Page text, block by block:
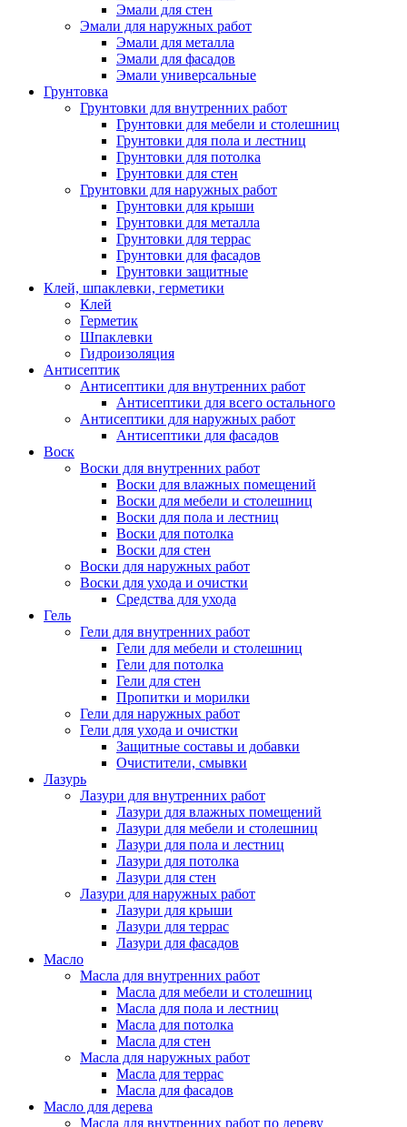
Эмали для стен
Эмали для наружных работ
Эмали для металла
Эмали для фасадов
Эмали универсальные
Грунтовка
Грунтовки для внутренних работ
Грунтовки для мебели и столешниц
Грунтовки для пола и лестниц
Грунтовки для потолка
Грунтовки для стен
Грунтовки для наружных работ
Грунтовки для крыши
Грунтовки для металла
Грунтовки для террас
Грунтовки для фасадов
Грунтовки защитные
Клей, шпаклевки, герметики
Клей
Герметик
Шпаклевки
Гидроизоляция
Антисептик
Антисептики для внутренних работ
Антисептики для всего остального
Антисептики для наружных работ
Антисептики для фасадов
Воск
Воски для внутренних работ
Воски для влажных помещений
Воски для мебели и столешниц
Воски для пола и лестниц
Воски для потолка
Воски для стен
Воски для наружных работ
Воски для ухода и очистки
Средства для ухода
Гель
Гели для внутренних работ
Гели для мебели и столешниц
Гели для потолка
Гели для стен
Пропитки и морилки
Гели для наружных работ
Гели для ухода и очистки
Защитные составы и добавки
Очистители, смывки
Лазурь
Лазури для внутренних работ
Лазури для влажных помещений
Лазури для мебели и столешниц
Лазури для пола и лестниц
Лазури для потолка
Лазури для стен
Лазури для наружных работ
Лазури для крыши
Лазури для террас
Лазури для фасадов
Масло
Масла для внутренних работ
Масла для мебели и столешниц
Масла для пола и лестниц
Масла для потолка
Масла для стен
Масла для наружных работ
Масла для террас
Масла для фасадов
Масло для дерева
Масла для внутренних работ по дереву